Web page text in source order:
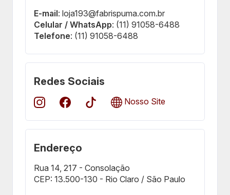
E-mail: loja193@fabrispuma.com.br
Celular / WhatsApp: (11) 91058-6488
Telefone: (11) 91058-6488
Redes Sociais
Nosso Site
Endereço
Rua 14, 217 - Consolação
CEP: 13.500-130 - Rio Claro / São Paulo